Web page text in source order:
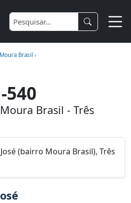
Moura Brasil ›
540
Brasil - Três
(bairro Moura Brasil), Três